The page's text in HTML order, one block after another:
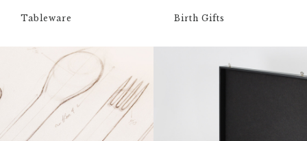
Tableware Birth Gifts